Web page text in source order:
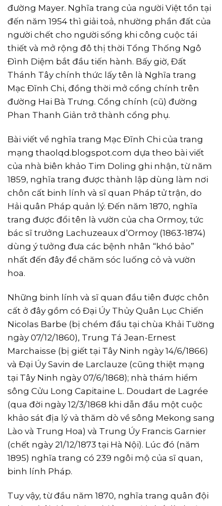
đường Mayer. Nghĩa trang của người Việt tồn tại
đến năm 1954 thì giải toả, nhường phần đất của
người chết cho người sống khi công cuộc tái
thiết và mở rộng đô thị thời Tổng Thống Ngô
Ðình Diệm bắt đầu tiến hành. Bấy giờ, Ðất
Thánh Tây chính thức lấy tên là Nghĩa trang
Mạc Ðĩnh Chi, đồng thời mở cổng chính trên
đường Hai Bà Trưng. Cổng chính (cũ) đường
Phan Thanh Giản trở thành cổng phụ.
Bài viết về nghĩa trang Mạc Ðĩnh Chi của trang
mạng thaolqd.blogspot.com dựa theo bài viết
của nhà biên khảo Tim Doling ghi nhận, từ năm
1859, nghĩa trang được thành lập dùng làm nơi
chôn cất binh lính và sĩ quan Pháp tử trận, do
Hải quân Pháp quản lý. Ðến năm 1870, nghĩa
trang được đổi tên là vườn của cha Ormoy, tức
bác sĩ trưởng Lachuzeaux d’Ormoy (1863-1874)
dùng ý tưởng đưa các bệnh nhân “khó bảo”
nhất đến đây để chăm sóc luống cỏ và vườn
hoa.
Những binh lính và sĩ quan đầu tiên được chôn
cất ở đây gồm có Ðại Úy Thủy Quân Lục Chiến
Nicolas Barbe (bị chém đầu tại chùa Khải Tường
ngày 07/12/1860), Trung Tá Jean-Ernest
Marchaisse (bị giết tại Tây Ninh ngày 14/6/1866)
và Ðại Úy Savin de Larclauze (cũng thiệt mạng
tại Tây Ninh ngày 07/6/1868); nhà thám hiểm
sông Cửu Long Capitaine L. Doudart de Lagrée
(qua đời ngày 12/3/1868 khi dẫn đầu một cuộc
khảo sát địa lý và thăm dò về sông Mekong sang
Lào và Trung Hoa) và Trung Úy Francis Garnier
(chết ngày 21/12/1873 tại Hà Nội). Lúc đó (năm
1895) nghĩa trang có 239 ngôi mộ của sĩ quan,
binh lính Pháp.
Tuy vậy, từ đầu năm 1870, nghĩa trang quân đội